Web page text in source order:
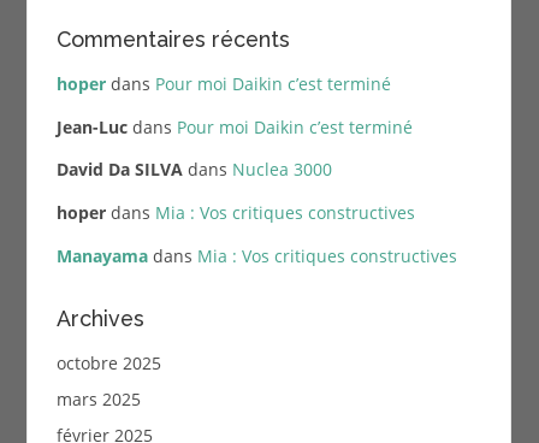
Commentaires récents
hoperdans Pour moi Daikin c’est terminé
Jean-Lucdans Pour moi Daikin c’est terminé
David Da SILVAdans Nuclea 3000
hoperdans Mia : Vos critiques constructives
Manayamadans Mia : Vos critiques constructives
Archives
octobre 2025
mars 2025
février 2025